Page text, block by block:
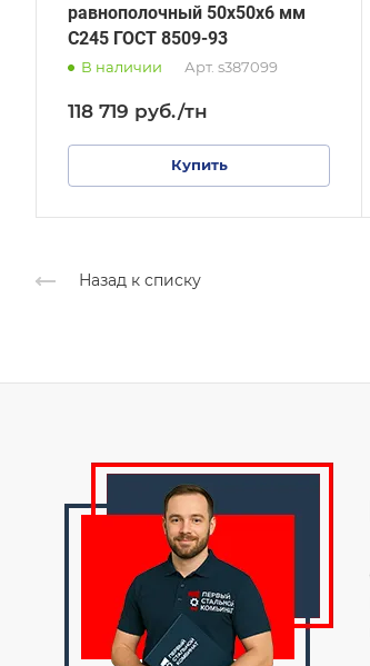
равнополочный 50х50х6 мм
С245 ГОСТ 8509-93
В наличии Арт. s387099
118 719 руб./тн
Купить
Назад к списку